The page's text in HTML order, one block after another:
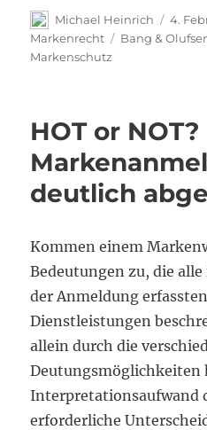
Autor
Michael Heinrich
am
4.
Markenrecht
Schlagwörter
Bang &
Markenschutz
HOT or NOT?
deutlich
Kommen einem
Bedeutungen zu, die
der Anmeldung
Dienstleistungen
allein durch die
Deutungsmöglichkeiten
Interpretationsaufwand
erforderliche